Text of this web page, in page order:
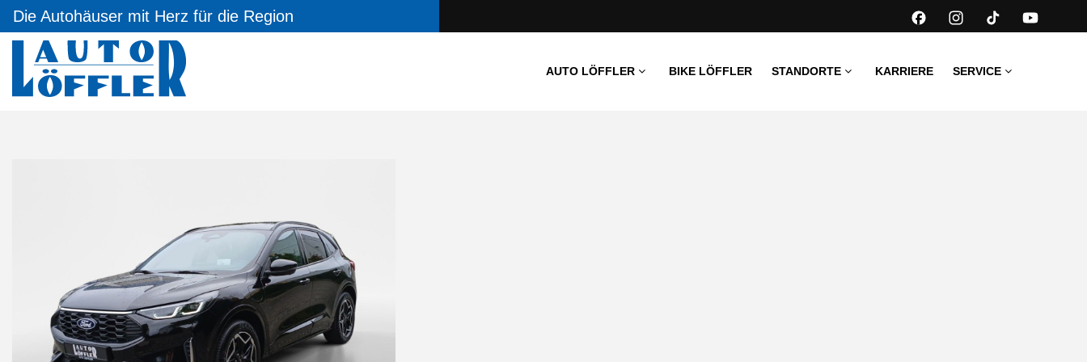
Die Autohäuser mit Herz für die Region
AUTO LÖFFLER BIKE LÖFFLER STANDORTE KARRIERE SERVICE